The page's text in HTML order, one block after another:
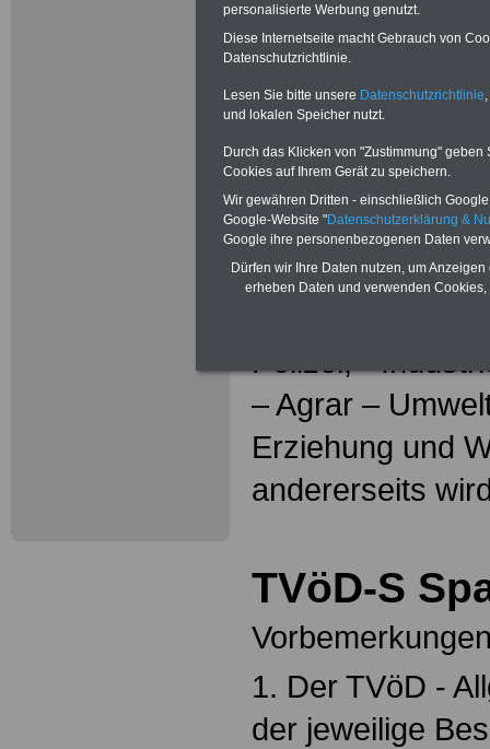
der Vereinigung
den Vorstand,
Vereinte
(ver.di),
Polizei, -
– Agrar –
Erziehung und
andererseits
TVöD-S
1. Der TVöD -
der jeweilige
personalisierte Werbung genutzt.
Diese Internetseite macht Gebrauch von
Datenschutzrichtlinie.
Lesen Sie bitte unsere Datenschutzrichtlinie
und lokalen Speicher nutzt.
Durch das Klicken von "Zustimmung"
Cookies auf Ihrem Gerät zu speichern.
Wir gewähren Dritten - einschließlich
Google-Website "Datenschutzerklärung &
Google ihre personenbezogenen Daten
Dürfen wir Ihre Daten nutzen, um
erheben Daten und verwenden